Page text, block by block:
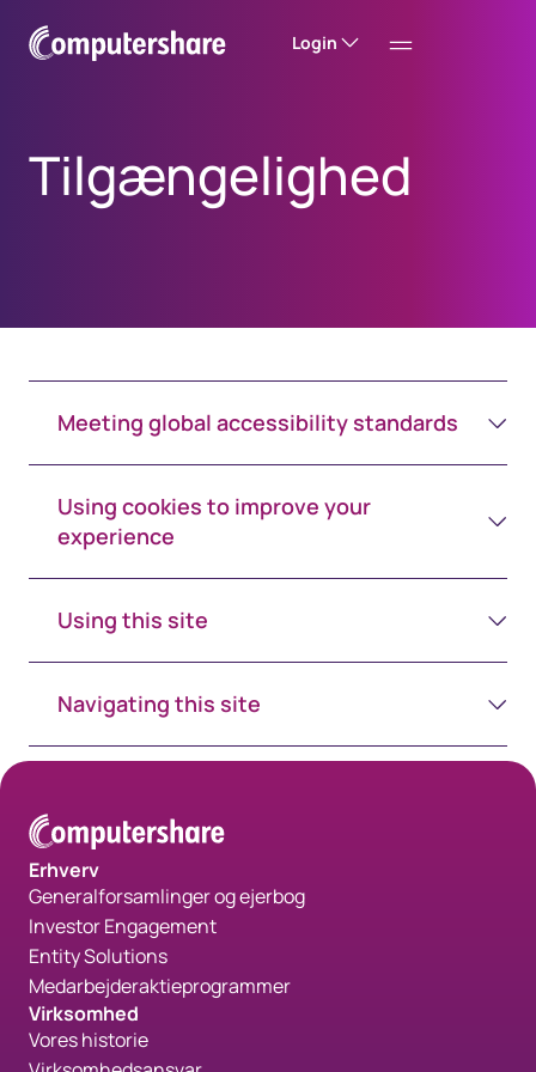
Login
Tilgængelighed
Meeting global accessibility standards
Using cookies to improve your
experience
Using this site
Navigating this site
Erhverv
Generalforsamlinger og ejerbog
Investor Engagement
Entity Solutions
Medarbejderaktieprogrammer
Virksomhed
Vores historie